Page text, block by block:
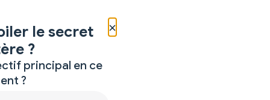
×
le secret
?
principal en ce
?